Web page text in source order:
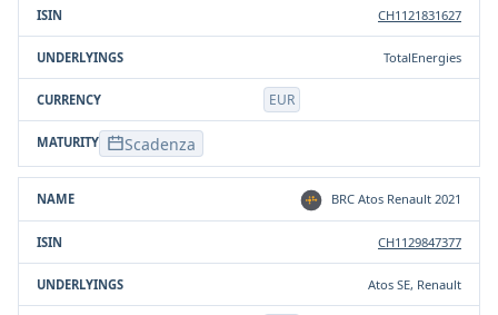
CH1121831627
TotalEnergies
EUR
Scadenza
BRC Atos Renault 2021
CH1129847377
Atos SE, Renault